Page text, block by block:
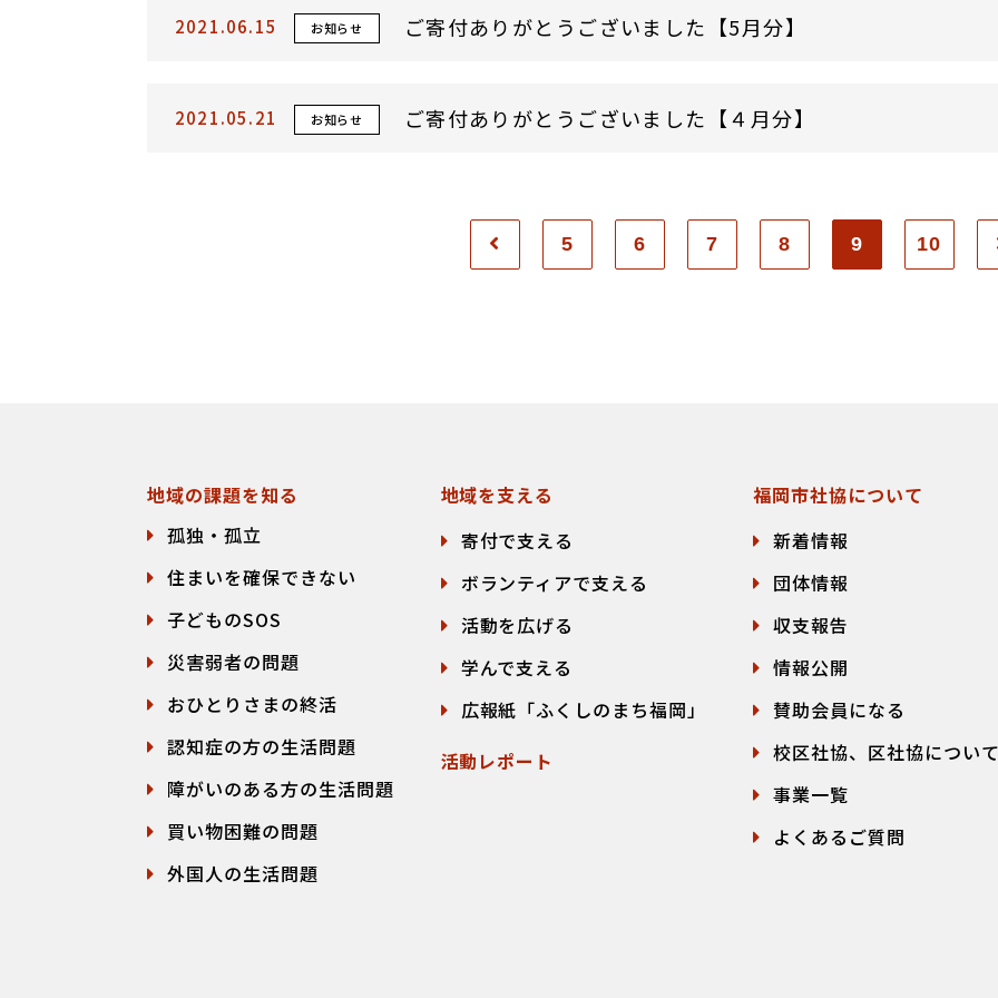
2021.06.15 お知らせ ご寄付ありがとうございました【5月分】
2021.05.21 お知らせ ご寄付ありがとうございました【４月分】
5 6 7 8 9 10
地域の課題を知る
孤独・孤立
住まいを確保できない
子どものSOS
災害弱者の問題
おひとりさまの終活
認知症の方の生活問題
障がいのある方の生活問題
買い物困難の問題
外国人の生活問題
地域を支える
寄付で支える
ボランティアで支える
活動を広げる
学んで支える
広報紙「ふくしのまち福岡」
活動レポート
福岡市社協について
新着情報
団体情報
収支報告
情報公開
賛助会員になる
校区社協、区社協について
事業一覧
よくあるご質問